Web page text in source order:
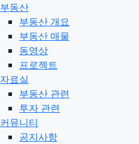
부동산
부동산 개요
부동산 매물
동영상
프로젝트
자료실
부동산 관련
투자 관련
커뮤니티
공지사항